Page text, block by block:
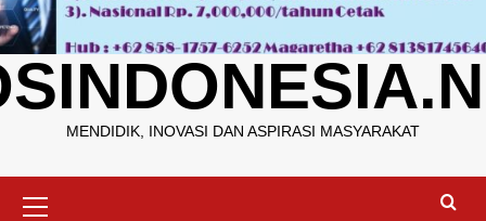
MENDIDIK, INOVASI DAN ASPIRASI MASYARAKAT
Menu